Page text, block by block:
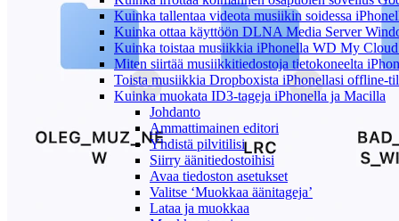
Kuinka tallentaa videota musiikin soidessa
Kuinka ottaa käyttöön DLNA Media Server
Kuinka toistaa musiikkia iPhonella WD My
Miten siirtää musiikkitiedostoja tietokoneelta
Toista musiikkia Dropboxista iPhonellasi offline-
Kuinka muokata ID3-tageja iPhonella ja Macilla
Johdanto
Ammattimainen editori
Yhdistä pilvitilisi
Siirry äänitiedostoihisi
Avaa tiedoston asetukset
Valitse ‘Muokkaa äänitageja’
Lataa ja muokkaa